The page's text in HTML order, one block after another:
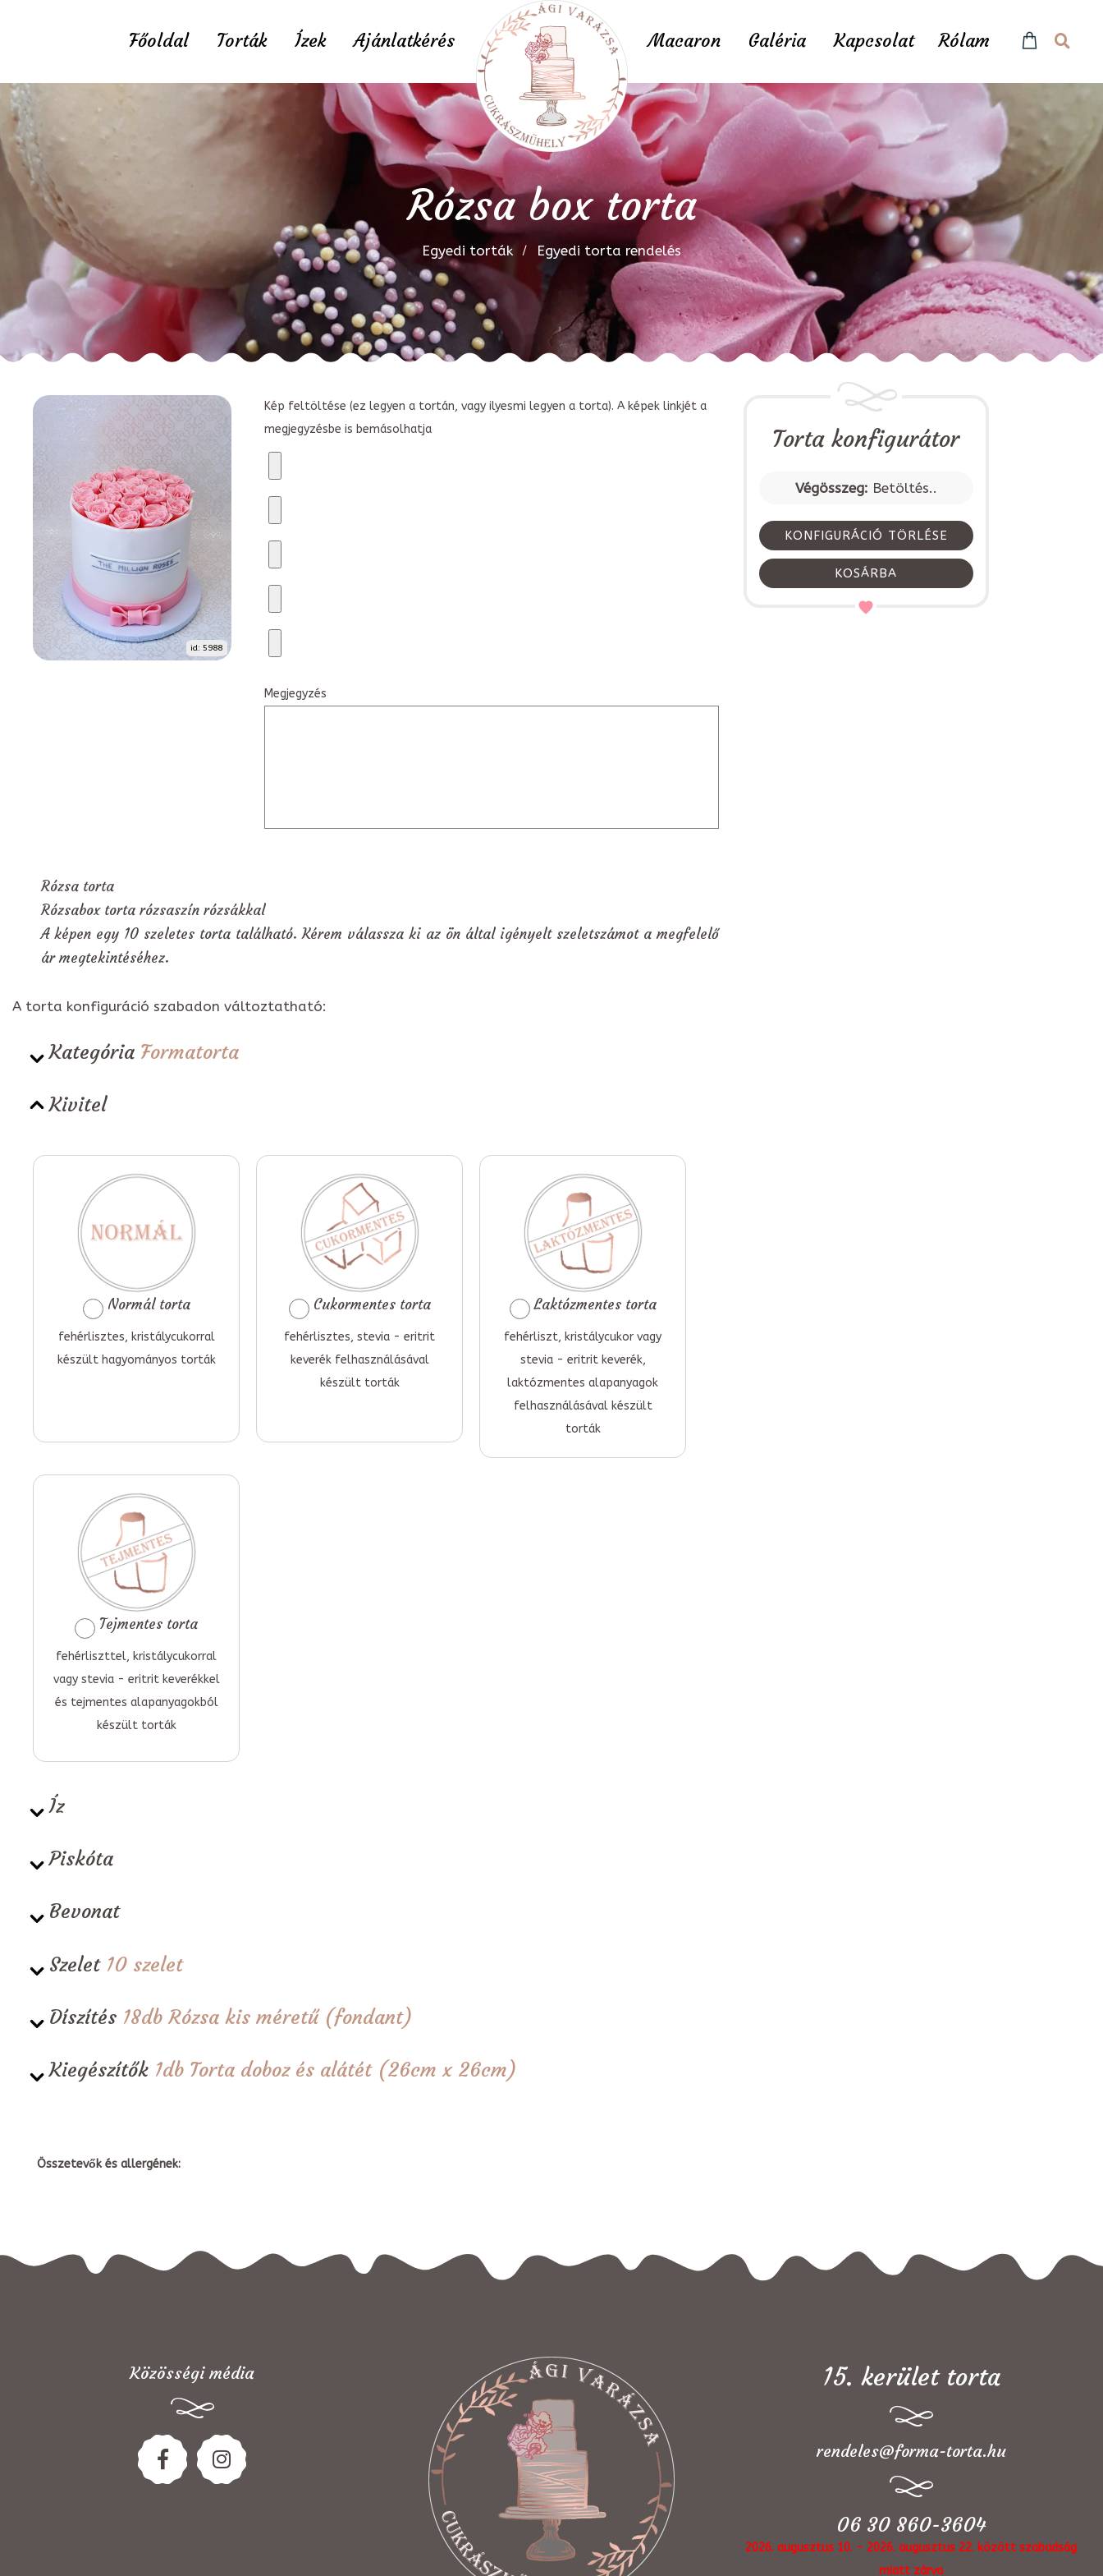
Főoldal Torták Ízek Ajánlatkérés Macaron Galéria Kapcsolat Rólam
Rózsa box torta
Egyedi torták Egyedi torta rendelés
id: 5988
Kép feltöltése (ez legyen a tortán, vagy ilyesmi legyen a torta). A képek linkjét a
megjegyzésbe is bemásolhatja
Megjegyzés
Rózsa torta
Rózsabox torta rózsaszín rózsákkal
A képen egy 10 szeletes torta található. Kérem válassza ki az ön által igényelt szeletszámot a megfelelő
ár megtekintéséhez.
A torta konfiguráció szabadon változtatható:
Kategória Formatorta
Kivitel
Normál torta
fehérlisztes, kristálycukorral
készült hagyományos torták
Cukormentes torta
fehérlisztes, stevia - eritrit
keverék felhasználásával
készült torták
Laktózmentes torta
fehérliszt, kristálycukor vagy
stevia - eritrit keverék,
laktózmentes alapanyagok
felhasználásával készült
torták
Tejmentes torta
fehérliszttel, kristálycukorral
vagy stevia - eritrit keverékkel
és tejmentes alapanyagokból
készült torták
Íz
Piskóta
Bevonat
Szelet 10 szelet
Díszítés 18db Rózsa kis méretű (fondant)
Kiegészítők 1db Torta doboz és alátét (26cm x 26cm)
Torta konfigurátor
Végösszeg: Betöltés..
KONFIGURÁCIÓ TÖRLÉSE
KOSÁRBA
Összetevők és allergének:
Közösségi média 15. kerület torta
rendeles@forma-torta.hu
06 30 860-3604
2026. augusztus 10. - 2026. augusztus 22. között szabadság
miatt zárva